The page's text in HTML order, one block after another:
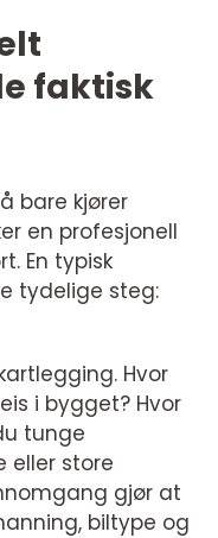
faktisk
bare kjører
en profesjonell
En typisk
tydelige steg:
Hvor
i bygget? Hvor
tunge
eller store
gjør at
biltype og